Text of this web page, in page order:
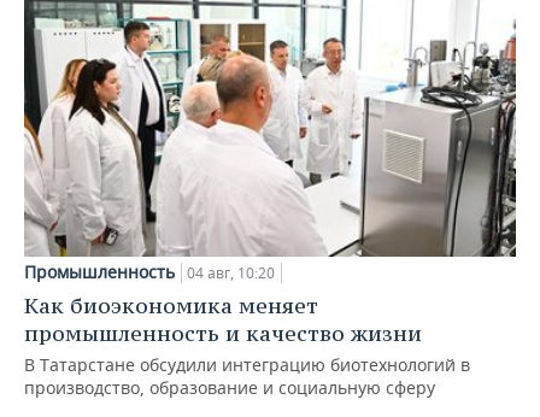
Промышленность 04 авг, 10:20
Как биоэкономика меняет
промышленность и качество жизни
В Татарстане обсудили интеграцию биотехнологий в
производство, образование и социальную сферу